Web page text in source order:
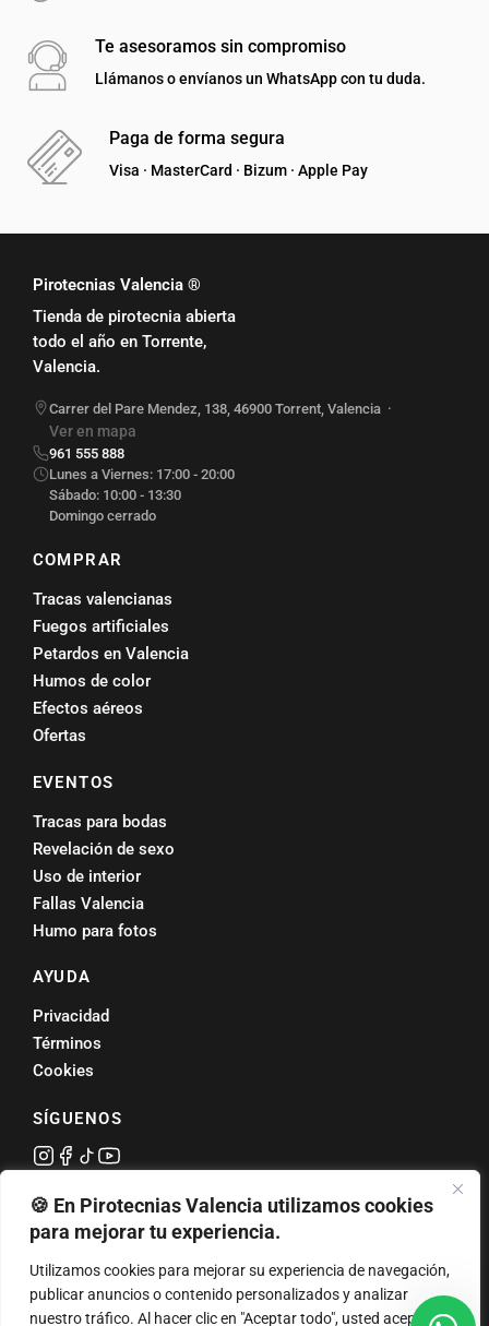
🍪 En Pirotecnias Valencia utilizamos cookies
para mejorar tu experiencia.
Utilizamos cookies para mejorar su experiencia de navegación,
publicar anuncios o contenido personalizados y analizar
nuestro tráfico. Al hacer clic en "Aceptar todo", usted acepta
Te asesoramos sin compromiso
Llámanos o envíanos un WhatsApp con tu duda.
Paga de forma segura
Visa · MasterCard · Bizum · Apple Pay
Pirotecnias Valencia ®
Tienda de pirotecnia abierta
todo el año en Torrente,
Valencia.
Carrer del Pare Mendez, 138, 46900 Torrent, Valencia ·
Ver en mapa
961 555 888
Lunes a Viernes: 17:00 - 20:00
Sábado: 10:00 - 13:30
Domingo cerrado
COMPRAR
Tracas valencianas
Fuegos artificiales
Petardos en Valencia
Humos de color
Efectos aéreos
Ofertas
EVENTOS
Tracas para bodas
Revelación de sexo
Uso de interior
Fallas Valencia
Humo para fotos
AYUDA
Privacidad
Términos
Cookies
SÍGUENOS
4,7 ★ Valoración
en Google
Petardos en Valencia· Tracas valencianas·Tracas para bodas·Tracas para
comunión · Fuegos artificiales Valencia ·Humos de color · Revelación de sexo
· Pirotecnia Fallas · Pirotecnia Torrente · Correfoc · Cremà de Fallas